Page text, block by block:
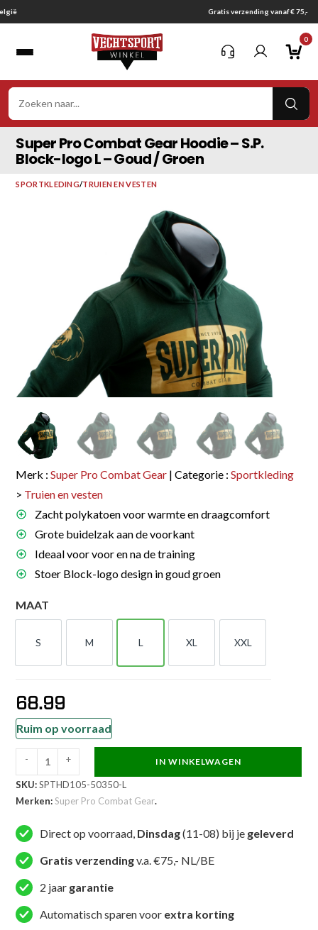
Ga
naar
Gratis verzending vanaf € 75,-
0
Super Pro Combat Gear Hoodie – S.P.
Block-logo L – Goud / Groen
SPORTKLEDING/TRUIEN EN VESTEN
Merk :Super Pro Combat Gear | Categorie :Sportkleding
> Truien en vesten
Zacht polykatoen voor warmte en draagcomfort
Grote buidelzak aan de voorkant
Ideaal voor voor en na de training
Stoer Block-logo design in goud groen
MAAT
S M L XL XXL
68.99
Ruim op voorraad
Pro
Combat
Gear
Hoodie
-
Block-
logo
- + IN WINKELWAGEN
SKU:SPTHD105-50350-L
Merken:Super Pro Combat Gear.
Direct op voorraad, Dinsdag(11-08) bij je geleverd
Gratis verzendingv.a. €75,- NL/BE
2 jaar garantie
Automatisch sparen voor extra korting